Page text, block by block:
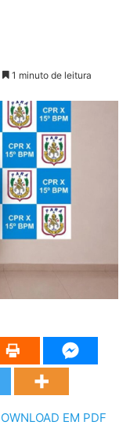
1 minuto de leitura
EM PDF